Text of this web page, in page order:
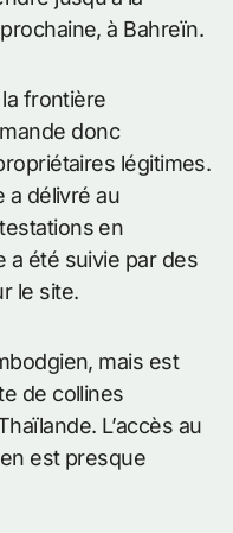
à Bahreïn.
frontière
donc
légitimes.
a délivré au
en
a été suivie par des
le site.
mais est
de collines
L’accès au
est presque